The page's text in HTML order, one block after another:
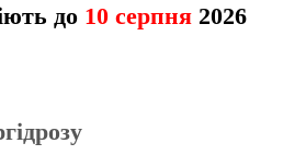
до 10 серпня 2026